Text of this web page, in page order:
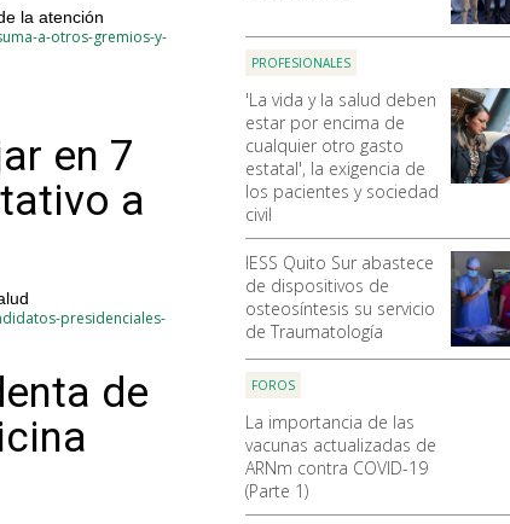
PROFESIONALES
'La vida y la salud deben
estar por encima de
cualquier otro gasto
estatal', la exigencia de
los pacientes y sociedad
civil
IESS Quito Sur abastece
de dispositivos de
osteosíntesis su servicio
de Traumatología
FOROS
La importancia de las
vacunas actualizadas de
ARNm contra COVID-19
(Parte 1)
la atención
a-otros-gremios-y-
en 7
a
presidenciales-
de